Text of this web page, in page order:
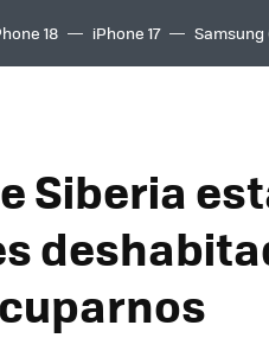
18 iPhone 17 Samsung
Siberia